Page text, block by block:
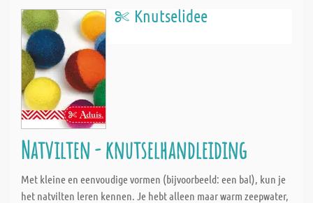
Knutselidee
Natvilten - knutselhandleiding
Met kleine en eenvoudige vormen (bijvoorbeeld: een bal), kun je
het natvilten leren kennen. Je hebt alleen maar warm zeepwater,